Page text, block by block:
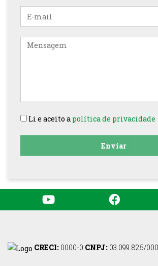
E-
mail
Mensagem
Li e aceito a política de privacidade
Enviar
CRECI: 0000-0 CNPJ: 03.099.825/